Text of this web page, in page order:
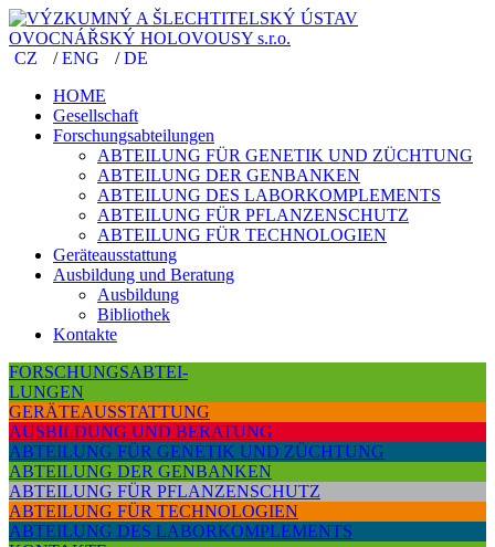
CZ /ENG /DE
HOME
Gesellschaft
Forschungsabteilungen
ABTEILUNG FÜR GENETIK UND ZÜCHTUNG
ABTEILUNG DER GENBANKEN
ABTEILUNG DES LABORKOMPLEMENTS
ABTEILUNG FÜR PFLANZENSCHUTZ
ABTEILUNG FÜR TECHNOLOGIEN
Geräteausstattung
Ausbildung und Beratung
Ausbildung
Bibliothek
Kontakte
FORSCHUNGSABTEI-
LUNGEN
GERÄTEAUSSTATTUNG
AUSBILDUNG UND BERATUNG
ABTEILUNG FÜR GENETIK UND ZÜCHTUNG
ABTEILUNG DER GENBANKEN
ABTEILUNG FÜR PFLANZENSCHUTZ
ABTEILUNG FÜR TECHNOLOGIEN
ABTEILUNG DES LABORKOMPLEMENTS